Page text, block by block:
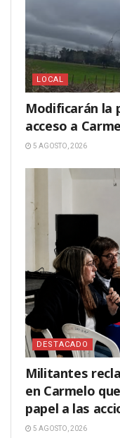
LOCAL
Modificarán la
acceso a
5 AGOSTO, 2026
DESTACADO
Militantes
en Carmelo
papel a las
5 AGOSTO, 2026